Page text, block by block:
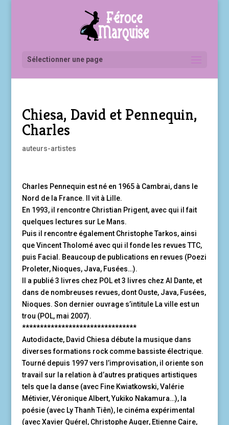
Sélectionner une page
Chiesa, David et Pennequin,
Charles
auteurs-artistes
Charles Pennequin est né en 1965 à Cambrai, dans le
Nord de la France. Il vit à Lille.
En 1993, il rencontre Christian Prigent, avec qui il fait
quelques lectures sur Le Mans.
Puis il rencontre également Christophe Tarkos, ainsi
que Vincent Tholomé avec qui il fonde les revues TTC,
puis Facial. Beaucoup de publications en revues (Poezi
Proleter, Nioques, Java, Fusées…).
Il a publié 3 livres chez POL et 3 livres chez Al Dante, et
dans de nombreuses revues, dont Ouste, Java, Fusées,
Nioques. Son dernier ouvrage s’intitule La ville est un
trou (POL, mai 2007).
********************************
Autodidacte, David Chiesa débute la musique dans
diverses formations rock comme bassiste électrique.
Tourné depuis 1997 vers l’improvisation, il oriente son
travail sur la relation à d’autres pratiques artistiques
tels que la danse (avec Fine Kwiatkowski, Valérie
Métivier, Véronique Albert, Yukiko Nakamura…), la
poésie (avec Ly Thanh Tiên), le cinéma expérimental
(avec Xavier Quérel, Christophe Auger, Etienne Caire,